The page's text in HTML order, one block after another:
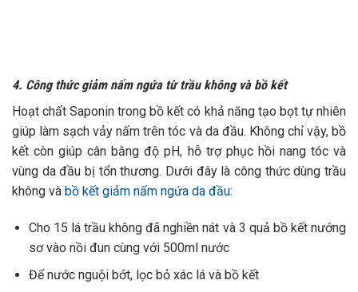
4. Công thức giảm nấm ngứa từ trầu không và bồ kết
Hoạt chất Saponin trong bồ kết có khả năng tạo bọt tự nhiên
giúp làm sạch vảy nấm trên tóc và da đầu. Không chỉ vậy, bồ
kết còn giúp cân bằng độ pH, hỗ trợ phục hồi nang tóc và
vùng da đầu bị tổn thương. Dưới đây là công thức dùng trầu
không và bồ kết giảm nấm ngứa da đầu:
Cho 15 lá trầu không đã nghiền nát và 3 quả bồ kết nướng
sơ vào nồi đun cùng với 500ml nước
Để nước nguội bớt, lọc bỏ xác lá và bồ kết